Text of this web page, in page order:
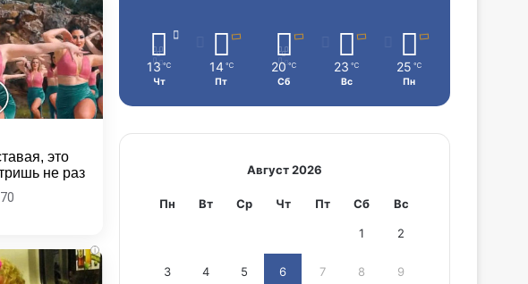
это
не раз
70
i
13 ℃
Чт
14 ℃
Пт
20 ℃
Сб
23 ℃
Вс
25 ℃
Пн
Август 2026
Пн Вт Ср Чт Пт Сб Вс
1 2
3 4 5 6 7 8 9